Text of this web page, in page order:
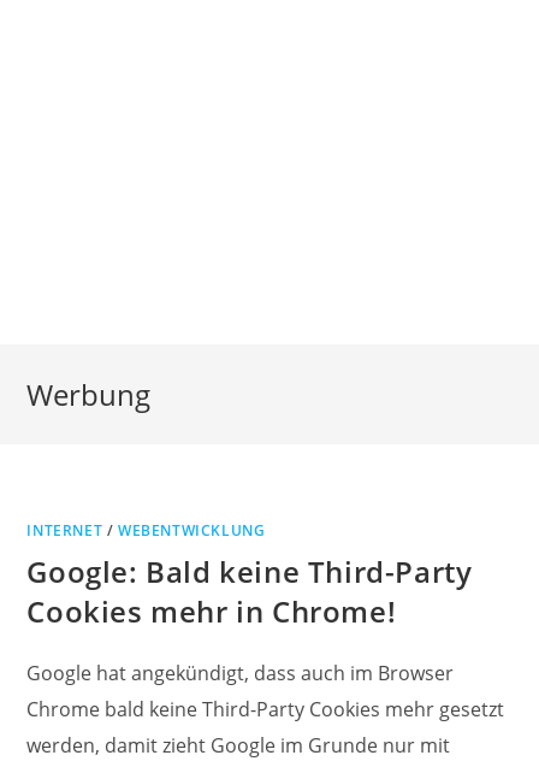
Werbung
INTERNET /WEBENTWICKLUNG
Google: Bald keine Third-Party
Cookies mehr in Chrome!
Google hat angekündigt, dass auch im Browser
Chrome bald keine Third-Party Cookies mehr gesetzt
werden, damit zieht Google im Grunde nur mit